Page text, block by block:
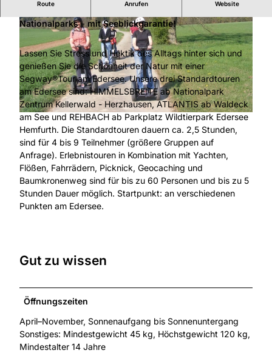
© NIGHT & DAY LIVE / SEGYTOUR, NIGHT & DAY LIVE / SEGYTOUR |CC-BY-ND
© SEGYTOUR, SEGYTOUR
Route Anrufen Website
Nationalparks - mit Seeblickgarantie!
Lassen Sie Stress und Hektik des Alltags hinter sich und
genießen Sie die Schönheit der Natur mit einer
Segway®Tour am Edersee. Unsere drei Standardtouren
am Edersee sind: HIMMELSBREITE ab Nationalpark
Zentrum Kellerwald - Herzhausen, ATLANTIS ab Waldeck
am See und REHBACH ab Parkplatz Wildtierpark Edersee
Hemfurth. Die Standardtouren dauern ca. 2,5 Stunden,
sind für 4 bis 9 Teilnehmer (größere Gruppen auf
Anfrage). Erlebnistouren in Kombination mit Yachten,
Flößen, Fahrrädern, Picknick, Geocaching und
Baumkronenweg sind für bis zu 60 Personen und bis zu 5
Stunden Dauer möglich. Startpunkt: an verschiedenen
Punkten am Edersee.
Gut zu wissen
Öffnungszeiten
April–November, Sonnenaufgang bis Sonnenuntergang
Sonstiges: Mindestgewicht 45 kg, Höchstgewicht 120 kg,
Mindestalter 14 Jahre